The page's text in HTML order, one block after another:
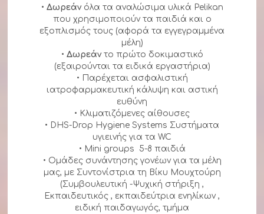
• Δωρεάνόλα τα αναλώσιμα υλικά Pelikan
που χρησιμοποιούν τα παιδιά και ο
εξοπλισμός τους (αφορά τα εγγεγραμμένα
μέλη)
• Δωρεάντο πρώτο δοκιμαστικό
(εξαιρούνται τα ειδικά εργαστήρια)
• Παρέχεται ασφαλιστική
ιατροφαρμακευτική κάλυψη και αστική
ευθύνη
• Κλιματιζόμενες αίθουσες
• DHS-Drop Hygiene Systems Συστήματα
υγιεινής για τα WC
• Mini groups 5-8 παιδιά
• Ομάδες συνάντησης γονέων για τα μέλη
μας, με Συντονίστρια τη Βίκυ Μουχτούρη
(Συμβουλευτική -Ψυχική στήριξη ,
Εκπαιδευτικός , εκπαιδεύτρια ενηλίκων ,
ειδική παιδαγωγός, τμήμα